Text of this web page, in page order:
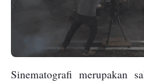
Sinematografi merupakan